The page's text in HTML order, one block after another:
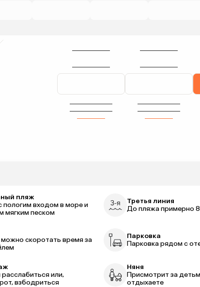
пляж
пологим входом в море и
мягким песком
Третья линия
До пляжа примерно
скоротать время за
Парковка
Парковка рядом с
или,
взбодриться
Няня
Присмотрит за
отдыхаете